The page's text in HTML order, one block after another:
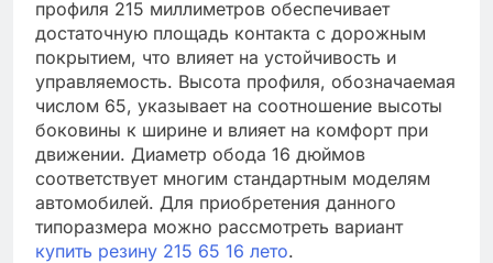
профиля 215 миллиметров обеспечивает
достаточную площадь контакта с дорожным
покрытием, что влияет на устойчивость и
управляемость. Высота профиля, обозначаемая
числом 65, указывает на соотношение высоты
боковины к ширине и влияет на комфорт при
движении. Диаметр обода 16 дюймов
соответствует многим стандартным моделям
автомобилей. Для приобретения данного
типоразмера можно рассмотреть вариант
купить резину 215 65 16 лето.